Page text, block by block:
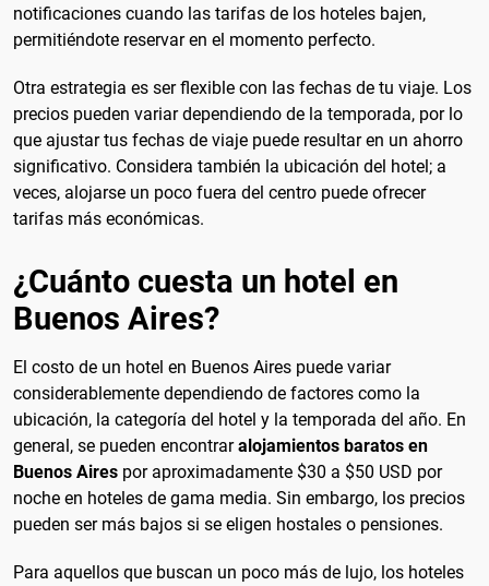
notificaciones cuando las tarifas de los hoteles bajen,
permitiéndote reservar en el momento perfecto.
Otra estrategia es ser flexible con las fechas de tu viaje. Los
precios pueden variar dependiendo de la temporada, por lo
que ajustar tus fechas de viaje puede resultar en un ahorro
significativo. Considera también la ubicación del hotel; a
veces, alojarse un poco fuera del centro puede ofrecer
tarifas más económicas.
¿Cuánto cuesta un hotel en
Buenos Aires?
El costo de un hotel en Buenos Aires puede variar
considerablemente dependiendo de factores como la
ubicación, la categoría del hotel y la temporada del año. En
general, se pueden encontraralojamientos baratos en
Buenos Aires por aproximadamente $30 a $50 USD por
noche en hoteles de gama media. Sin embargo, los precios
pueden ser más bajos si se eligen hostales o pensiones.
Para aquellos que buscan un poco más de lujo, los hoteles